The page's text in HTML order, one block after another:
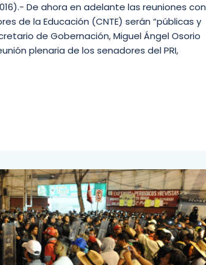
De ahora en adelante las reuniones con
de la Educación (CNTE) serán “públicas y
de Gobernación, Miguel Ángel Osorio
plenaria de los senadores del PRI,